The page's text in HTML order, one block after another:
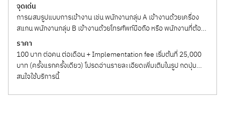
จุดเด่น
การผสมรูปแบบการเข้างาน เช่น พนักงานกลุ่ม A เข้างานด้วยเครื่อง
สแกน พนักงานกลุ่ม B เข้างานด้วยโทรศัพท์มือถือ หรือ พนักงานที่ต้อง
ออกไปข้างนอกบ่อยๆ...
ราคา
100 บาท ต่อคน ต่อเดือน + Implementation fee เริ่มต้นที่ 25,000
บาท (ครั้งแรกครั้งเดียว) โปรดอ่านรายละเอียดเพิ่มเติมในรูป กดปุ่ม
"สนใจใช้บริการนี้"...
สนใจใช้บริการนี้